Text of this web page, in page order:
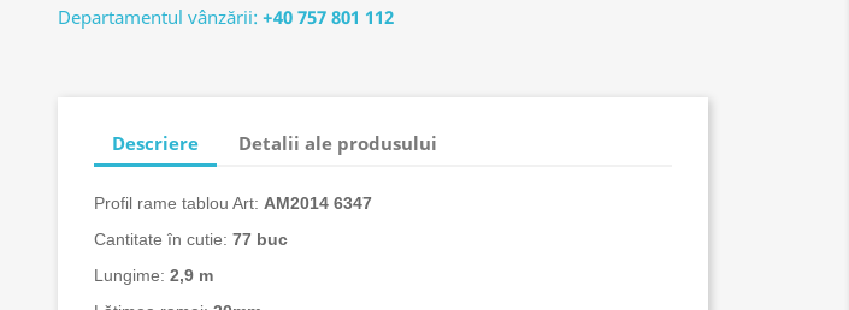
Departamentul vânzării: +40 757 801 112
Descriere Detalii ale produsului
Profil rame tablou Art: AM2014 6347
Cantitate în cutie: 77 buc
Lungime: 2,9 m